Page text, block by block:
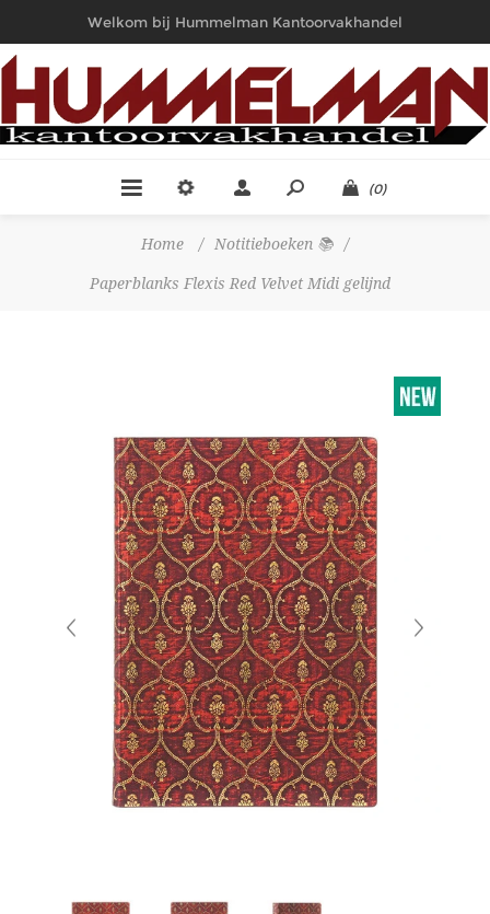
Welkom bij Hummelman Kantoorvakhandel
(0)
Home / Notitieboeken 📚 /
Paperblanks Flexis Red Velvet Midi gelijnd